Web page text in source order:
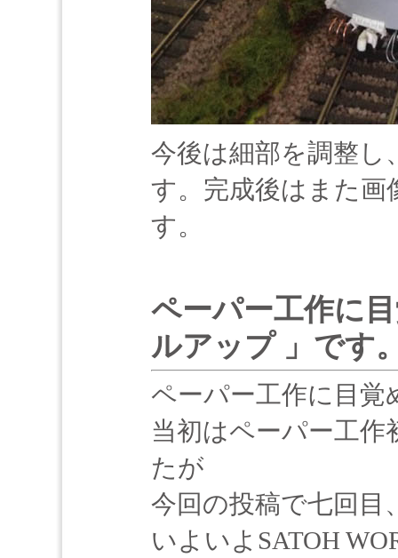
今後は細部を調整し
す。完成後はまた
す。
ペーパー工作に
ルアップ 」です
ペーパー工作に目覚
当初はペーパー工
たが
今回の投稿で七回目
いよいよSATOH